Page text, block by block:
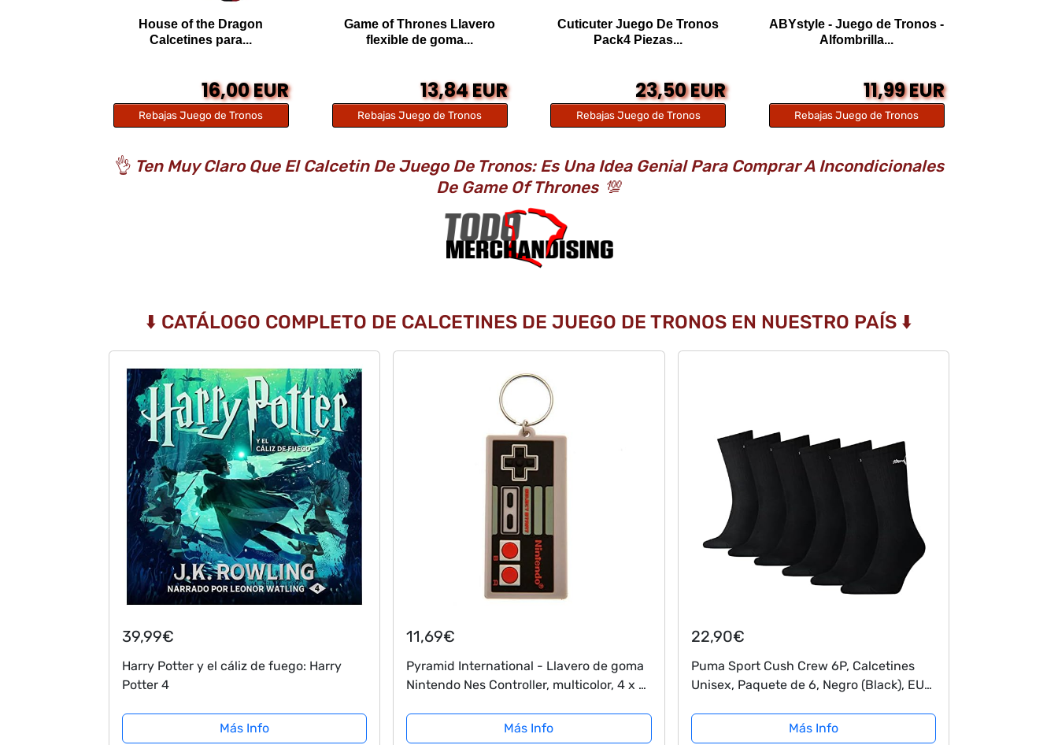
House of the Dragon
Calcetines para...
16,00 EUR
Rebajas Juego de Tronos
Game of Thrones Llavero
flexible de goma...
13,84 EUR
Rebajas Juego de Tronos
Cuticuter Juego De Tronos
Pack4 Piezas...
23,50 EUR
Rebajas Juego de Tronos
ABYstyle - Juego de Tronos -
Alfombrilla...
11,99 EUR
Rebajas Juego de Tronos
👌 Ten Muy Claro Que El Calcetin De Juego De Tronos: Es Una Idea Genial Para Comprar A Incondicionales
De Game Of Thrones 💯
⬇️ CATÁLOGO COMPLETO DE CALCETINES DE JUEGO DE TRONOS EN NUESTRO PAÍS ⬇️
39,99€
Harry Potter y el cáliz de fuego: Harry
Potter 4
Más Info
11,69€
Pyramid International - Llavero de goma
Nintendo Nes Controller, multicolor, 4 x 6
Más Info
22,90€
Puma Sport Cush Crew 6P, Calcetines
Unisex, Paquete de 6, Negro (Black), EU
Más Info